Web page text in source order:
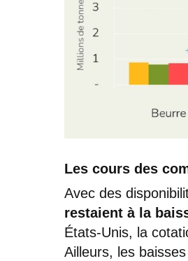
Les cours des
Avec des
restaient à la
États-Unis, la
Ailleurs, les